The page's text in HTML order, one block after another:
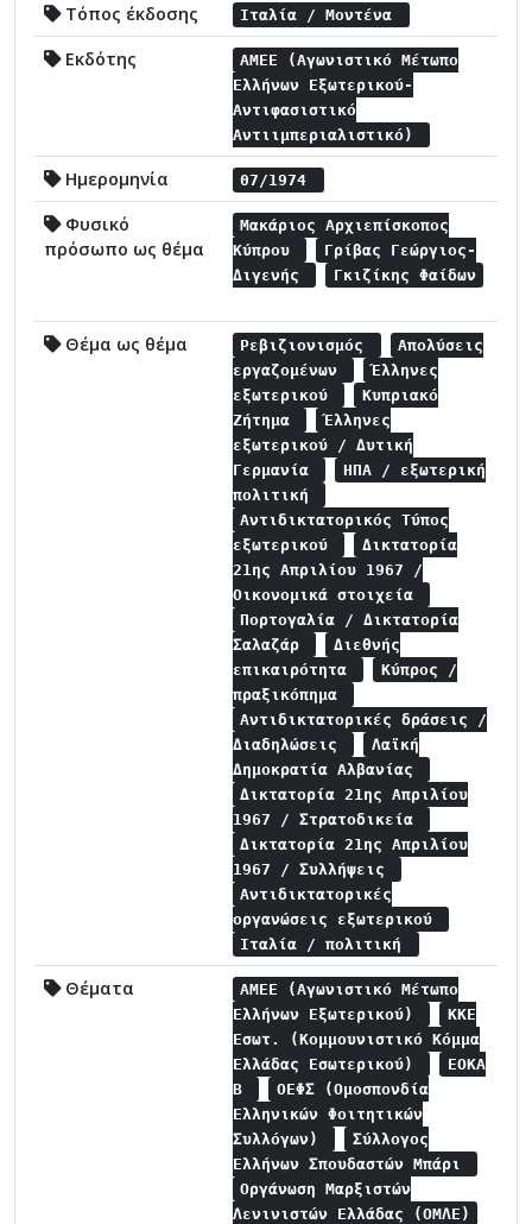
Τόπος έκδοσης Ιταλία / Μοντένα
Εκδότης
ΑΜΕΕ (Αγωνιστικό Μέτωπο
Ελλήνων Εξωτερικού-
Αντιφασιστικό
Αντιιμπεριαλιστικό)
Ημερομηνία 07/1974
Φυσικό
πρόσωπο ως θέμα
Μακάριος Αρχιεπίσκοπος
Κύπρου
Γρίβας Γεώργιος-
Διγενής
Γκιζίκης Φαίδων
Θέμα ως θέμα Ρεβιζιονισμός
Απολύσεις
εργαζομένων
Έλληνες
εξωτερικού
Κυπριακό
Ζήτημα
Έλληνες
εξωτερικού / Δυτική
Γερμανία
ΗΠΑ / εξωτερική
πολιτική
Αντιδικτατορικός Τύπος
εξωτερικού
Δικτατορία
21ης Απριλίου 1967 /
Οικονομικά στοιχεία
Πορτογαλία / Δικτατορία
Σαλαζάρ
Διεθνής
επικαιρότητα
Κύπρος /
πραξικόπημα
Αντιδικτατορικές δράσεις /
Διαδηλώσεις
Λαϊκή
Δημοκρατία Αλβανίας
Δικτατορία 21ης Απριλίου
1967 / Στρατοδικεία
Δικτατορία 21ης Απριλίου
1967 / Συλλήψεις
Αντιδικτατορικές
οργανώσεις εξωτερικού
Ιταλία / πολιτική
Θέματα
ΑΜΕΕ (Αγωνιστικό Μέτωπο
Ελλήνων Εξωτερικού)
ΚΚΕ
Εσωτ. (Κομμουνιστικό Κόμμα
Ελλάδας Εσωτερικού)
ΕΟΚΑ
Β
ΟΕΦΣ (Ομοσπονδία
Ελληνικών Φοιτητικών
Συλλόγων)
Σύλλογος
Ελλήνων Σπουδαστών Μπάρι
Οργάνωση Μαρξιστών
Λενινιστών Ελλάδας (ΟΜΛΕ)